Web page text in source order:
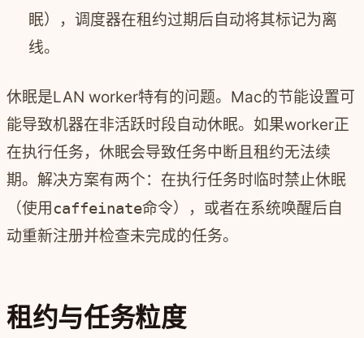
眠），调度器在租约过期后自动将其标记为离
线。
休眠是LAN worker特有的问题。Mac的节能设置可
能导致机器在非活跃时段自动休眠。如果worker正
在执行任务，休眠会导致任务中断且租约无法续
期。解决方案有两个：在执行任务时临时禁止休眠
（使用caffeinate命令），或者在系统唤醒后自
动重新注册并检查未完成的任务。
租约与任务粒度